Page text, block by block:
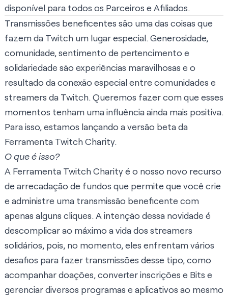
disponível para todos os Parceiros e Afiliados.
Transmissões beneficentes são uma das coisas que
fazem da Twitch um lugar especial. Generosidade,
comunidade, sentimento de pertencimento e
solidariedade são experiências maravilhosas e o
resultado da conexão especial entre comunidades e
streamers da Twitch. Queremos fazer com que esses
momentos tenham uma influência ainda mais positiva.
Para isso, estamos lançando a versão beta da
Ferramenta Twitch Charity.
O que é isso?
A Ferramenta Twitch Charity é o nosso novo recurso
de arrecadação de fundos que permite que você crie
e administre uma transmissão beneficente com
apenas alguns cliques. A intenção dessa novidade é
descomplicar ao máximo a vida dos streamers
solidários, pois, no momento, eles enfrentam vários
desafios para fazer transmissões desse tipo, como
acompanhar doações, converter inscrições e Bits e
gerenciar diversos programas e aplicativos ao mesmo